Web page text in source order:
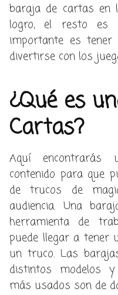
baraja de cartas en
logro, el resto es
importante es
divertirse con los
¿Qué es
Cartas?
Aquí encontrarás
contenido para que
de trucos de
audiencia. Una
herramienta de
puede llegar a tener
un truco. Las
distintos modelos
más usados son de